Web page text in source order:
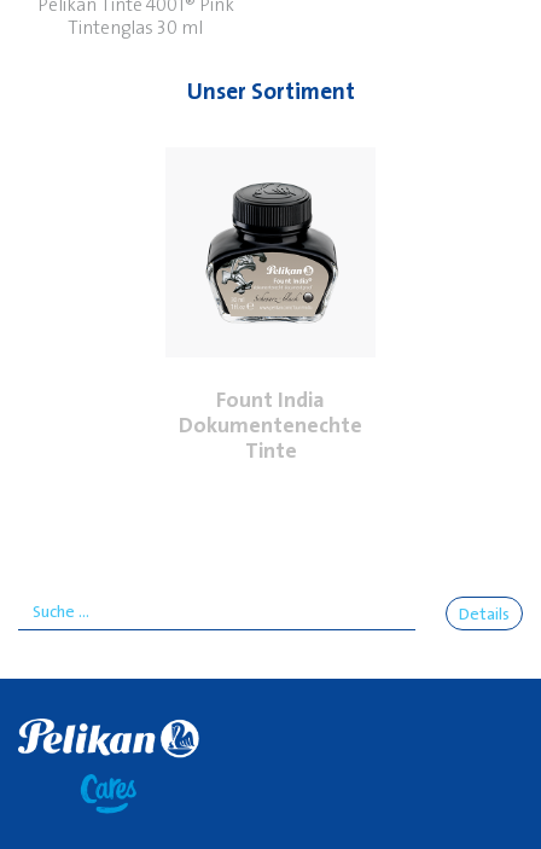
Pelikan Tinte 4001® Pink
Tintenglas 30 ml
Unser Sortiment
Fount India
Dokumentenechte
Tinte
Details